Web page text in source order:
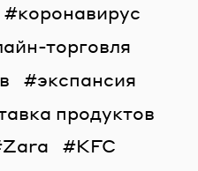
коронавирус
торговля
экспансия
продуктов
Zara
KFC